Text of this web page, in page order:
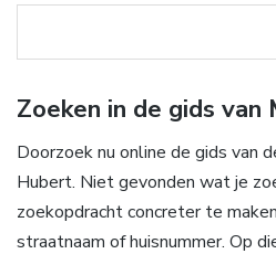
Zoeken in de gids van
Doorzoek nu online de gids van
Hubert. Niet gevonden wat je
zoekopdracht concreter te
straatnaam of huisnummer. Op